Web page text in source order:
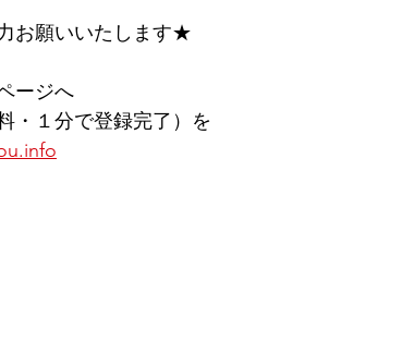
お願いいたします★
ージへ
・１分で登録完了）を